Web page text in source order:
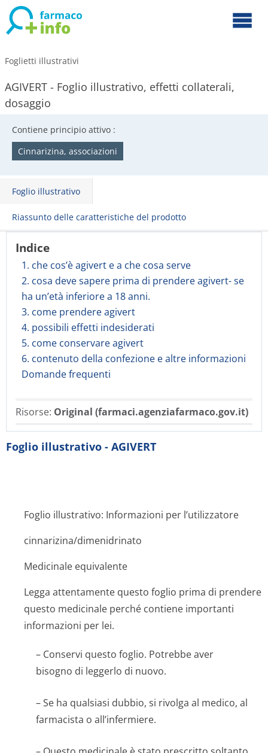
Foglietti illustrativi
AGIVERT - Foglio illustrativo, effetti collaterali,
dosaggio
Contiene principio attivo :
Cinnarizina, associazioni
Foglio illustrativo
Riassunto delle caratteristiche del prodotto
Indice
1. che cos’è agivert e a che cosa serve
2. cosa deve sapere prima di prendere agivert- se
ha un’età inferiore a 18 anni.
3. come prendere agivert
4. possibili effetti indesiderati
5. come conservare agivert
6. contenuto della confezione e altre informazioni
Domande frequenti
Risorse: Original (farmaci.agenziafarmaco.gov.it)
Foglio illustrativo - AGIVERT
Foglio illustrativo: Informazioni per l’utilizzatore
cinnarizina/di­menidrinato
Medicinale equivalente
Legga attentamente questo foglio prima di prendere
questo medicinale perché contiene importanti
informazioni per lei.
– Conservi questo foglio. Potrebbe aver
bisogno di leggerlo di nuovo.
– Se ha qualsiasi dubbio, si rivolga al medico, al
farmacista o all’infermiere.